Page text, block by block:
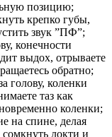
позицию;
крепко губы,
звук ”ПФ”;
конечности
выдох, отрываете
обратно;
голову, коленки
таз как
коленки;
на спине, делая
локти и